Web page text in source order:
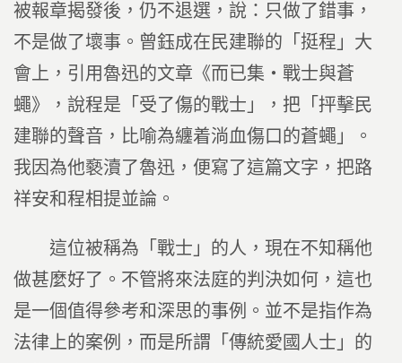
被報章揭發後，仍不退選，說：只做了錯事，
不是做了壞事。曾鈺成在民建聯的「挺程」大
會上，引用魯迅的文章《而已集‧戰士與蒼
蠅》，說程是「受了傷的戰士」，把「抨擊民
建聯的聲音，比喻為纏着淌血傷口的蒼蠅」。
我因為他褻瀆了魯迅，便寫了這篇文字，把路
祥安和程相提並論。
這位被稱為「戰士」的人，現在不知稱他
做甚麼好了。不管將來法庭的判決如何，這也
是一個值得參考和深思的事例。並不是指作為
法律上的案例，而是所謂「傳統愛國人士」的